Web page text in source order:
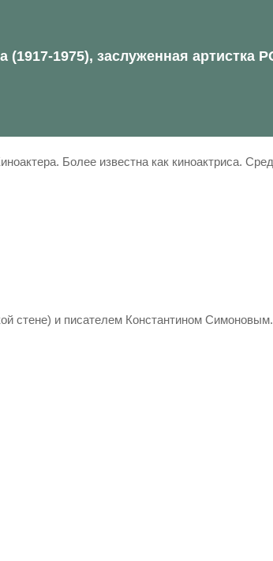
(1917-1975), заслуженная артистка
Более известна как киноактриса.
стене) и писателем Константином Симоновым.